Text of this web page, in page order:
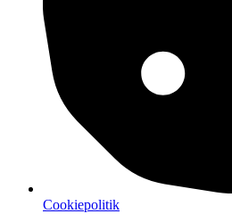
Cookiepolitik